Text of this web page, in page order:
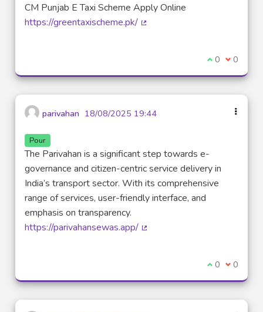
CM Punjab E Taxi Scheme Apply Online
https://greentaxischeme.pk/
Je suis
0 Je ne
0
parivahan 18/08/2025 19:44
Pour
The Parivahan is a significant step towards e-
governance and citizen-centric service delivery in
India’s transport sector. With its comprehensive
range of services, user-friendly interface, and
emphasis on transparency.
https://parivahansewas.app/
Je suis
0 Je ne
0